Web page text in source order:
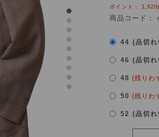
ポイント： 1,920
商品コード：
44 (品切れ
46 (品切れ
48 (残りわ
50 (残りわ
52 (品切れ